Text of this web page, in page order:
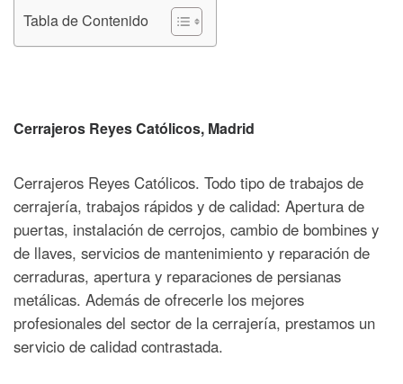
Tabla de Contenido
Cerrajeros Reyes Católicos, Madrid
Cerrajeros Reyes Católicos. Todo tipo de trabajos de
cerrajería, trabajos rápidos y de calidad: Apertura de
puertas, instalación de cerrojos, cambio de bombines y
de llaves, servicios de mantenimiento y reparación de
cerraduras, apertura y reparaciones de persianas
metálicas. Además de ofrecerle los mejores
profesionales del sector de la cerrajería, prestamos un
servicio de calidad contrastada.